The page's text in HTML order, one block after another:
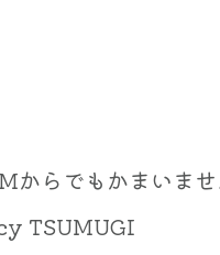
からでもかまいま
TSUMUGI